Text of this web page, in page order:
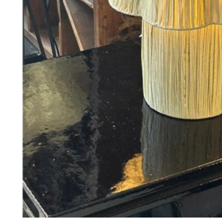
398DKK Tilføj til kurv
Se kurv
Kasse